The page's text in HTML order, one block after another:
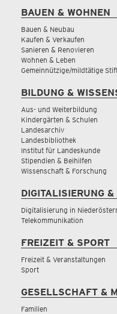
BAUEN & WOHNEN
Bauen & Neubau
Kaufen & Verkaufen
Sanieren & Renovieren
Wohnen & Leben
Gemeinnützige/mildtätige
BILDUNG &
Aus- und Weiterbildung
Kindergärten & Schulen
Landesarchiv
Landesbibliothek
Institut für Landeskunde
Stipendien & Beihilfen
Wissenschaft & Forschung
DIGITALISIERUNG
Digitalisierung in
Telekommunikation
FREIZEIT & SPORT
Freizeit & Veranstaltungen
Sport
GESELLSCHAFT &
Familien